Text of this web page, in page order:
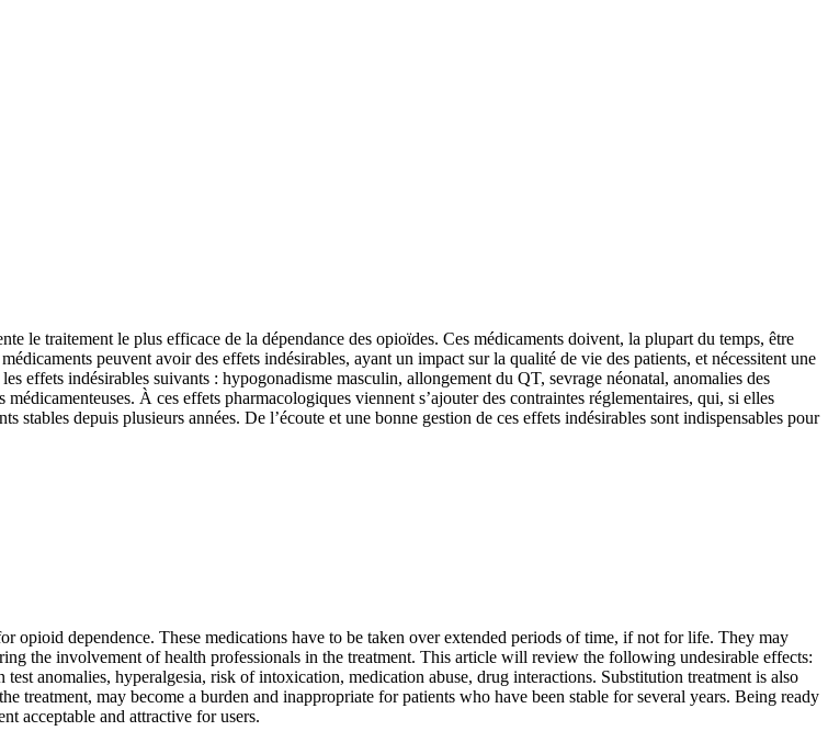
le traitement le plus efficace de la dépendance des opioïdes. Ces médicaments doivent, la plupart du temps, être
peuvent avoir des effets indésirables, ayant un impact sur la qualité de vie des patients, et nécessitent une
effets indésirables suivants : hypogonadisme masculin, allongement du QT, sevrage néonatal, anomalies des
À ces effets pharmacologiques viennent s’ajouter des contraintes réglementaires, qui, si elles
stables depuis plusieurs années. De l’écoute et une bonne gestion de ces effets indésirables sont indispensables pour
opioid dependence. These medications have to be taken over extended periods of time, if not for life. They may
the involvement of health professionals in the treatment. This article will review the following undesirable effects:
anomalies, hyperalgesia, risk of intoxication, medication abuse, drug interactions. Substitution treatment is also
treatment, may become a burden and inappropriate for patients who have been stable for several years. Being ready
acceptable and attractive for users.